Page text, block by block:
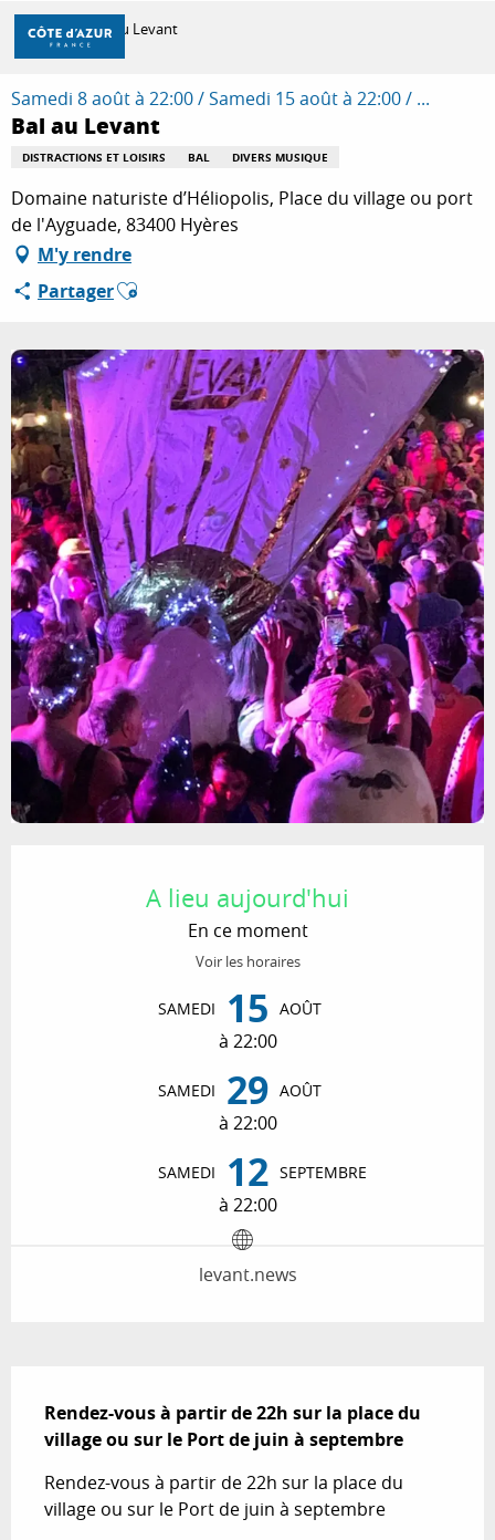
Aller
contenu
principal
DÉCOUVRIR
À FAIRE
SÉJOURNER
Accueil Bal au Levant
Samedi 8 août à 22:00 / Samedi 15 août à 22:00 / ...
Bal au Levant
DISTRACTIONS ET LOISIRS BAL DIVERS MUSIQUE
Domaine naturiste d’Héliopolis, Place du village ou port
de l'Ayguade, 83400 Hyères
M'y rendre
PartagerAjouter aux favoris
A lieu aujourd'hui
En ce moment
Voir les horaires
SAMEDI 15 AOÛT
à 22:00
SAMEDI 29 AOÛT
à 22:00
SAMEDI 12 SEPTEMBRE
à 22:00
levant.news
Rendez-vous à partir de 22h sur la place du
village ou sur le Port de juin à septembre
Rendez-vous à partir de 22h sur la place du
village ou sur le Port de juin à septembre